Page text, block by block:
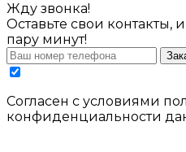
Жду звонка!
Оставьте свои
пару минут!
Cогласен с условиями
конфиденциальности